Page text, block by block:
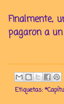
Finalmente,
pagaron a
Etiquetas: